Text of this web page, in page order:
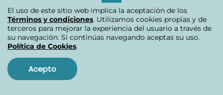
Item
1
of
El uso de este sitio web implica la aceptación de los
Términos y condiciones. Utilizamos cookies propias y de
terceros para mejorar la experiencia del usuario a través de
su navegación. Si continúas navegando aceptas su uso.
Política de Cookies.
Acepto